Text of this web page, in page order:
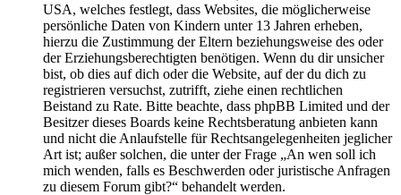
USA, welches festlegt, dass Websites, die möglicherweise
persönliche Daten von Kindern unter 13 Jahren erheben,
hierzu die Zustimmung der Eltern beziehungsweise des oder
der Erziehungsberechtigten benötigen. Wenn du dir unsicher
bist, ob dies auf dich oder die Website, auf der du dich zu
registrieren versuchst, zutrifft, ziehe einen rechtlichen
Beistand zu Rate. Bitte beachte, dass phpBB Limited und der
Besitzer dieses Boards keine Rechtsberatung anbieten kann
und nicht die Anlaufstelle für Rechtsangelegenheiten jeglicher
Art ist; außer solchen, die unter der Frage „An wen soll ich
mich wenden, falls es Beschwerden oder juristische Anfragen
zu diesem Forum gibt?“ behandelt werden.